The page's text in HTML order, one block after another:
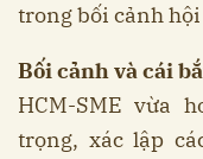
trong bối cảnh
Bối cảnh và cái
HCM-SME vừa
trọng, xác lập